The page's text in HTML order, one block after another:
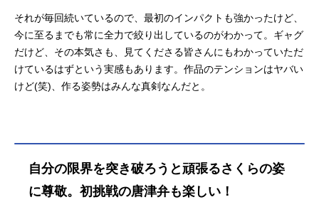
それが毎回続いているので、最初のインパクトも強かったけど、
今に至るまでも常に全力で絞り出しているのがわかって。ギャグ
だけど、その本気さも、見てくださる皆さんにもわかっていただ
けているはずという実感もあります。作品のテンションはヤバい
けど(笑)、作る姿勢はみんな真剣なんだと。
自分の限界を突き破ろうと頑張るさくらの姿
に尊敬。初挑戦の唐津弁も楽しい！